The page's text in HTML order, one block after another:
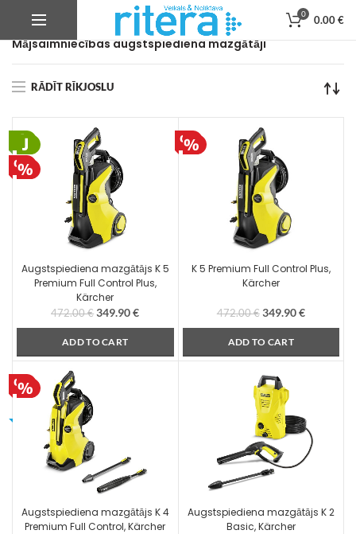
0 0.00€
Veikals Dārza un meža tehnika Augstspiediena mazgātāji
Mājsaimniecības augstspiediena mazgātāji
RĀDĪT RĪKJOSLU
Augstspiediena mazgātājs K 5
Premium Full Control Plus,
Kärcher
472.00€ 349.90€
ADD TO CART
K 5 Premium Full Control Plus,
Kärcher
472.00€ 349.90€
ADD TO CART
Augstspiediena mazgātājs K 4
Premium Full Control, Kärcher
Augstspiediena mazgātājs K 2
Basic, Kärcher